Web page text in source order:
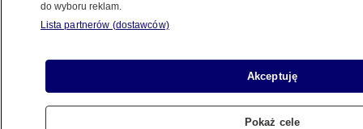
do wyboru reklam.
Lista partnerów (dostawców)
Akceptuję
Pokaż cele